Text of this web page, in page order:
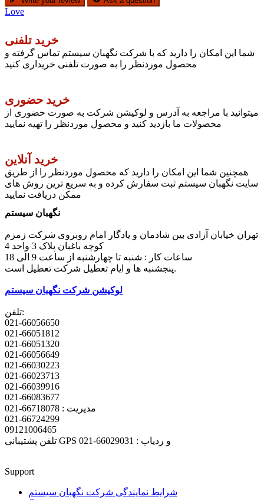
Love
خرید تلفنی
شما این امکان را دارید که با شرکت نگهبان سیستم تماس گرفته و
محصول موردنظر را به صورت تلفنی خریداری کنید
خرید حضوری
میتوانید با مراجعه به آدرس و لوکیشن شرکت به صورت حضوری از
محصولات ما بازدید کنید و محصول موردنظر را تهیه نمایید
خرید آنلاین
همچنین شما این امکان را دارید که محصول موردنظر را از طریق
سایت نگهبان سیستم ثبت سفارش کرده و به سریع ترین روش های
ممکن دریافت نمایید
نگهبان سیستم
تهران خیابان آزادی بین شادمان و یادگار امام روبروی شرکت زمزم
کوچه باغبان پلاک 3 واحد 4
پنجشنبه ها و ایام تعطیل شرکت تعطیل است.
لوکیشن شرکت نگهبان سیستم
تلفن:
021-66056650
021-66051812
021-66051320
021-66056649
021-66030223
021-66023713
021-66039916
021-66083677
مدیریت : 66718078-021
021-66724299
09121006465
تلفن پشتیبانی GPS و ردیاب : 66029031-021
Support
شرایط نمایندگی شرکت نگهبان سیستم